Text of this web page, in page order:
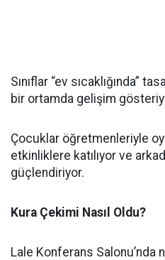
Sınıflar “ev sıcaklığında”
bir ortamda gelişim
Çocuklar öğretmenleriyle
etkinliklere katılıyor ve
güçlendiriyor.
Kura Çekimi Nasıl Oldu?
Lale Konferans Salonu’nda